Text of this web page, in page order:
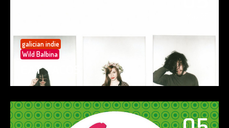
galician indie
Wild Balbina
EAT TACOS